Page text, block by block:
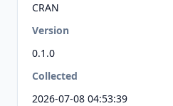
CRAN
Version
0.1.0
Collected
2026-07-08 04:53:39